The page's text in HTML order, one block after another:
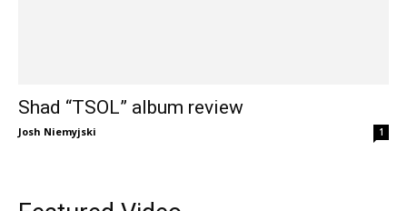
Shad “TSOL” album review
Josh Niemyjski 1